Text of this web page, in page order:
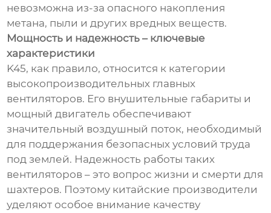
невозможна из-за опасного накопления
метана, пыли и других вредных веществ.
Мощность и надежность – ключевые
характеристики
K45, как правило, относится к категории
высокопроизводительных главных
вентиляторов. Его внушительные габариты и
мощный двигатель обеспечивают
значительный воздушный поток, необходимый
для поддержания безопасных условий труда
под землей. Надежность работы таких
вентиляторов – это вопрос жизни и смерти для
шахтеров. Поэтому китайские производители
уделяют особое внимание качеству